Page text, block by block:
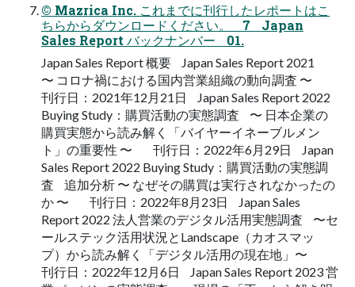
© Mazrica Inc. これまでに刊行したレポートはこ
ちらからダウンロードください。 7 Japan
Sales Report バックナンバー 01.
Japan Sales Report 概要 Japan Sales Report 2021
〜 コロナ禍における国内営業組織の動向調査 〜
刊行日：2021年12月21日 Japan Sales Report 2022
Buying Study：購買活動の実態調査 〜 日本企業の
購買実態から読み解く「バイヤーイネーブルメン
ト」の重要性 〜 刊行日：2022年6月29日 Japan
Sales Report 2022 Buying Study：購買活動の実態調
査 追加分析 〜 なぜその購買は実行されなかったの
か 〜 刊行日：2022年8月23日 Japan Sales
Report 2022 法人営業のデジタル活用実態調査 〜セ
ールステック活用状況とLandscape（カオスマッ
プ）から読み解く「デジタル活用の現在地」〜
刊行日：2022年12月6日 Japan Sales Report 2023 営